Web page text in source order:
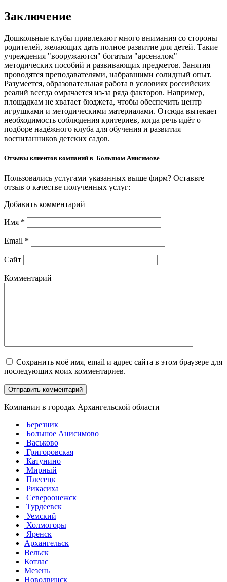
Заключение
Дошкольные клубы привлекают много внимания со стороны
родителей, желающих дать полное развитие для детей. Такие
учреждения "вооружаются" богатым "арсеналом"
методических пособий и развивающих предметов. Занятия
проводятся преподавателями, набравшими солидный опыт.
Разумеется, образовательная работа в условиях российских
реалий всегда омрачается из-за ряда факторов. Например,
площадкам не хватает бюджета, чтобы обеспечить центр
игрушками и методическими материалами. Отсюда вытекает
необходимость соблюдения критериев, когда речь идёт о
подборе надёжного клуба для обучения и развития
воспитанников детских садов.
Отзывы клиентов компаний в Большом Анисимове
Пользовались услугами указанных выше фирм? Оставьте
отзыв о качестве полученных услуг:
Добавить комментарий
Имя *
Email *
Сайт
Комментарий
Сохранить моё имя, email и адрес сайта в этом браузере для
последующих моих комментариев.
Компании в городах Архангельской области
Березник
Большое Анисимово
Васьково
Григоровская
Катунино
Мирный
Плесецк
Рикасиха
Североонежск
Турдеевск
Уемский
Холмогоры
Яренск
Архангельск
Вельск
Котлас
Мезень
Новодвинск